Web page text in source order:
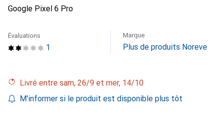
Google Pixel 6 Pro
1
Évaluations Marque
Plus de produits Noreve
Livré entre sam, 26/9 et mer, 14/10
M'informer si le produit est disponible plus tôt